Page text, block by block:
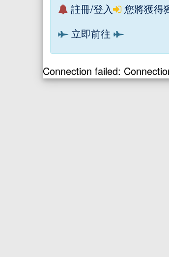
註冊/登入 您將獲得
立即前往
Connection failed: